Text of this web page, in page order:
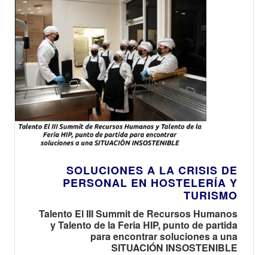
SOLUCIONES A LA CRISIS DE
PERSONAL EN HOSTELERÍA Y
TURISMO
Talento El III Summit de Recursos Humanos
y Talento de la Feria HIP, punto de partida
para encontrar soluciones a una
SITUACIÓN INSOSTENIBLE